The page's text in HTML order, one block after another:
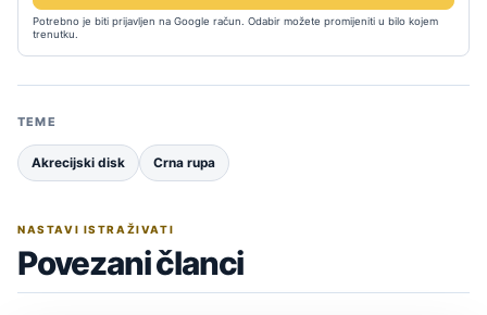
Potrebno je biti prijavljen na Google račun. Odabir možete promijeniti u bilo kojem
trenutku.
TEME
Akrecijski disk Crna rupa
NASTAVI ISTRAŽIVATI
Povezani članci